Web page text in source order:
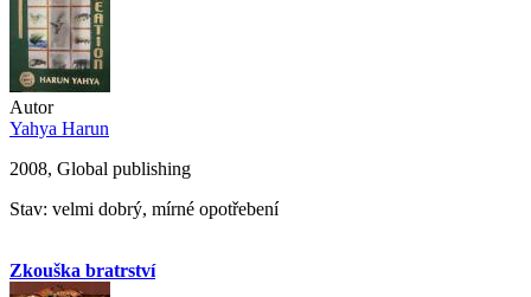
Autor
Yahya Harun
2008, Global publishing
Stav: velmi dobrý, mírné opotřebení
Zkouška bratrství